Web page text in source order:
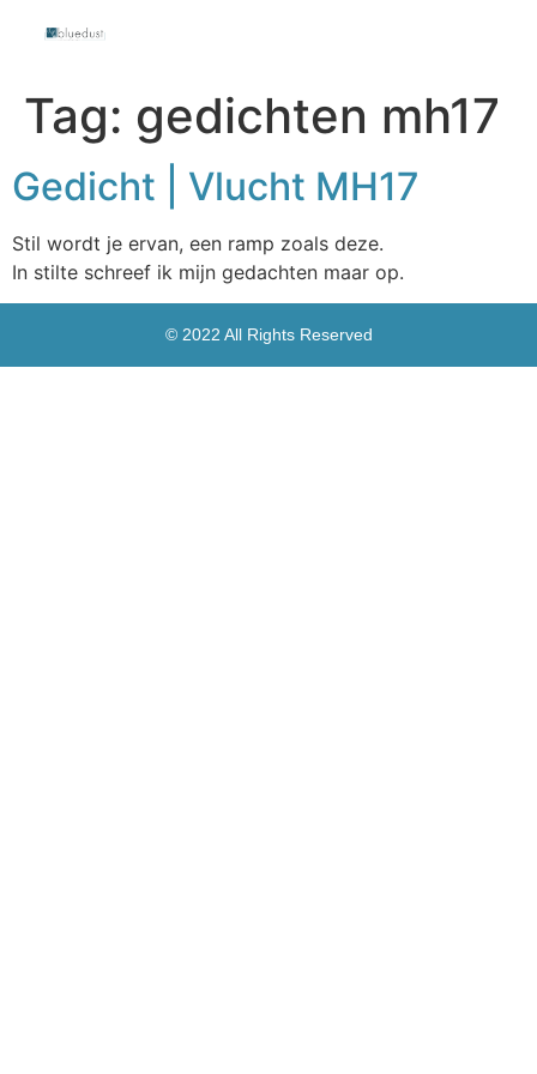
Tag: gedichten mh17
Gedicht | Vlucht MH17
Stil wordt je ervan, een ramp zoals deze.
In stilte schreef ik mijn gedachten maar op.
© 2022 All Rights Reserved